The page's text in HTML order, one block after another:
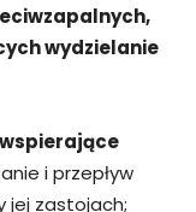
wydzielanie
wspierające
i przepływ
jej zastojach;